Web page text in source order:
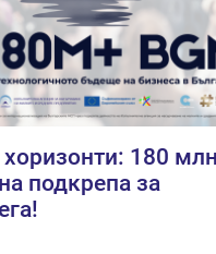
180
подкрепа за